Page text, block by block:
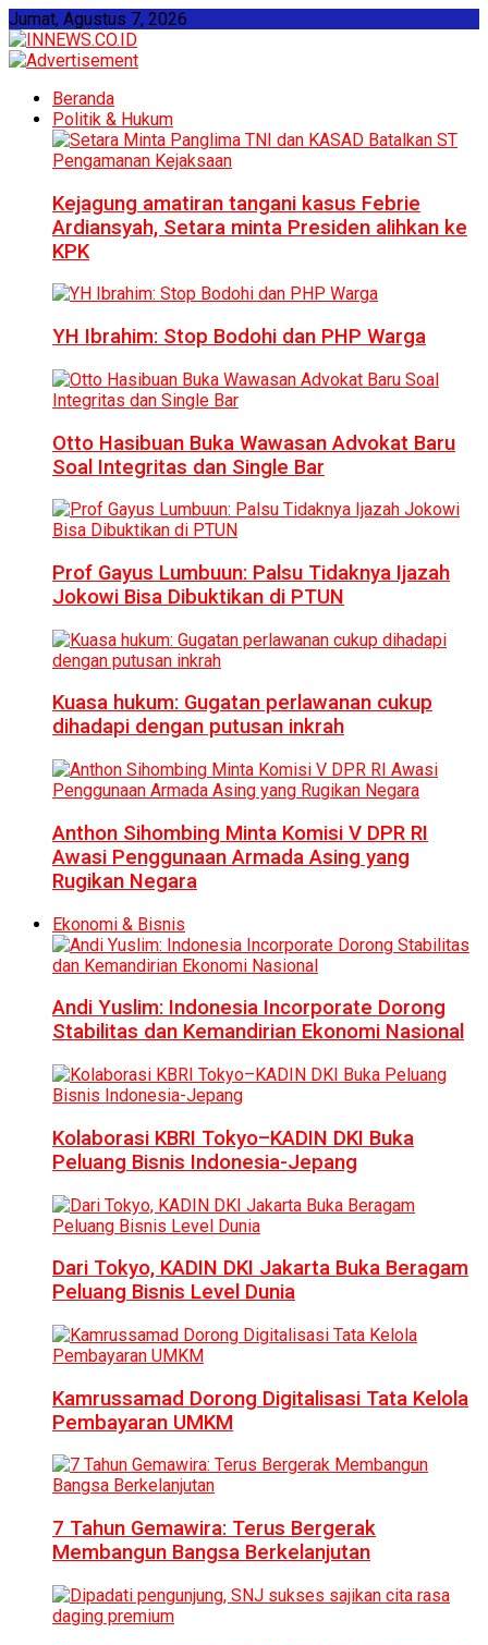
Jumat, Agustus 7, 2026
Beranda
Politik & Hukum
Kejagung amatiran tangani kasus Febrie
Ardiansyah, Setara minta Presiden alihkan ke
KPK
YH Ibrahim: Stop Bodohi dan PHP Warga
Otto Hasibuan Buka Wawasan Advokat Baru
Soal Integritas dan Single Bar
Prof Gayus Lumbuun: Palsu Tidaknya Ijazah
Jokowi Bisa Dibuktikan di PTUN
Kuasa hukum: Gugatan perlawanan cukup
dihadapi dengan putusan inkrah
Anthon Sihombing Minta Komisi V DPR RI
Awasi Penggunaan Armada Asing yang
Rugikan Negara
Ekonomi & Bisnis
Andi Yuslim: Indonesia Incorporate Dorong
Stabilitas dan Kemandirian Ekonomi Nasional
Kolaborasi KBRI Tokyo–KADIN DKI Buka
Peluang Bisnis Indonesia-Jepang
Dari Tokyo, KADIN DKI Jakarta Buka Beragam
Peluang Bisnis Level Dunia
Kamrussamad Dorong Digitalisasi Tata Kelola
Pembayaran UMKM
7 Tahun Gemawira: Terus Bergerak
Membangun Bangsa Berkelanjutan